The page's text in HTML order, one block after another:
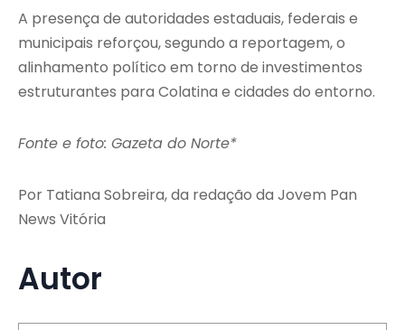
A presença de autoridades estaduais, federais e
municipais reforçou, segundo a reportagem, o
alinhamento político em torno de investimentos
estruturantes para Colatina e cidades do entorno.
Fonte e foto: Gazeta do Norte*
Por Tatiana Sobreira, da redação da Jovem Pan
News Vitória
Autor